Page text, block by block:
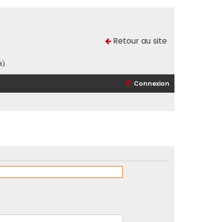
Retour au site
Connexion